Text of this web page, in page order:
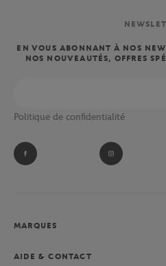
EN VOUS ABONNANT À NOS
NOS NOUVEAUTÉS, OFFRES
Politique de confidentialité
MARQUES
AIDE & CONTACT